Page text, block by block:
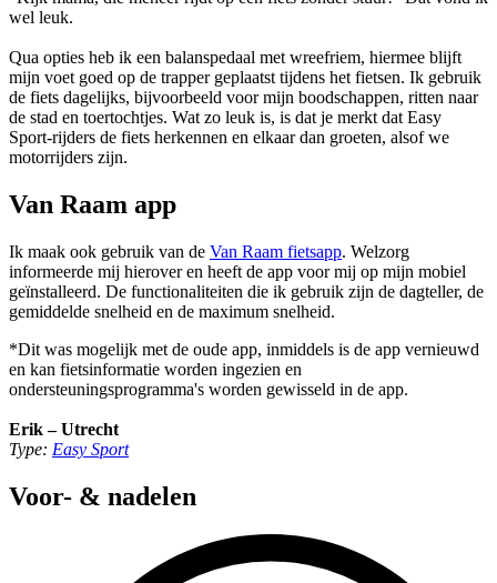
wel leuk.
Qua opties heb ik een balanspedaal met wreefriem, hiermee blijft
mijn voet goed op de trapper geplaatst tijdens het fietsen. Ik gebruik
de fiets dagelijks, bijvoorbeeld voor mijn boodschappen, ritten naar
de stad en toertochtjes. Wat zo leuk is, is dat je merkt dat Easy
Sport-rijders de fiets herkennen en elkaar dan groeten, alsof we
motorrijders zijn.
Van Raam app
Ik maak ook gebruik van de Van Raam fietsapp. Welzorg
informeerde mij hierover en heeft de app voor mij op mijn mobiel
geïnstalleerd. De functionaliteiten die ik gebruik zijn de dagteller, de
gemiddelde snelheid en de maximum snelheid.
*Dit was mogelijk met de oude app, inmiddels is de app vernieuwd
en kan fietsinformatie worden ingezien en
ondersteuningsprogramma's worden gewisseld in de app.
Erik – Utrecht
Type: Easy Sport
Voor- & nadelen